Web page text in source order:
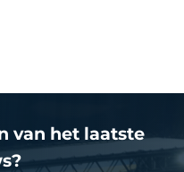
van het laatste